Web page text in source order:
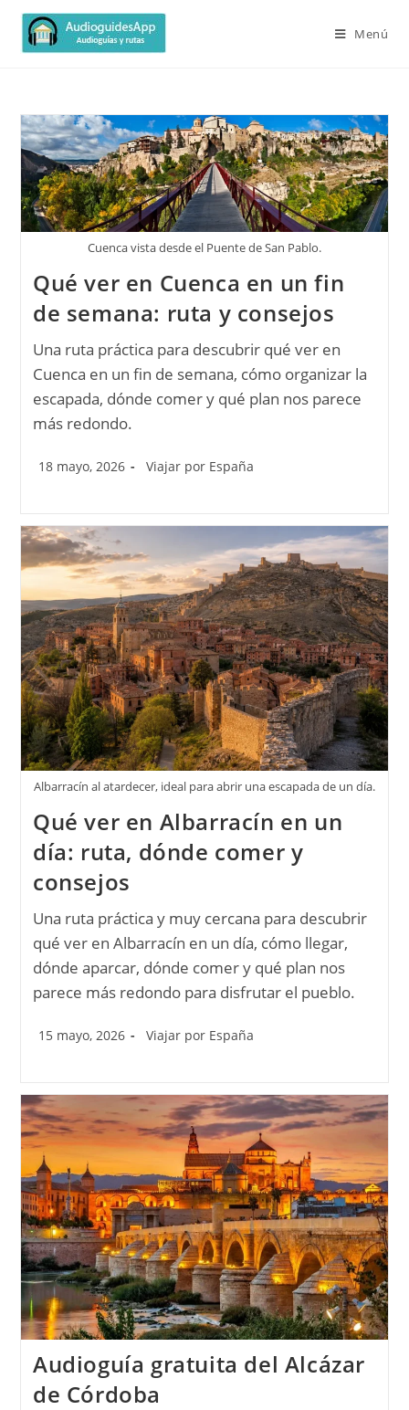
Menú
Cuenca vista desde el Puente de San Pablo.
Qué ver en Cuenca en un fin
de semana: ruta y consejos
Una ruta práctica para descubrir qué ver en
Cuenca en un fin de semana, cómo organizar la
escapada, dónde comer y qué plan nos parece
más redondo.
18 mayo, 2026 Viajar por España
Albarracín al atardecer, ideal para abrir una escapada de un día.
Qué ver en Albarracín en un
día: ruta, dónde comer y
consejos
Una ruta práctica y muy cercana para descubrir
qué ver en Albarracín en un día, cómo llegar,
dónde aparcar, dónde comer y qué plan nos
parece más redondo para disfrutar el pueblo.
15 mayo, 2026 Viajar por España
Audioguía gratuita del Alcázar
de Córdoba